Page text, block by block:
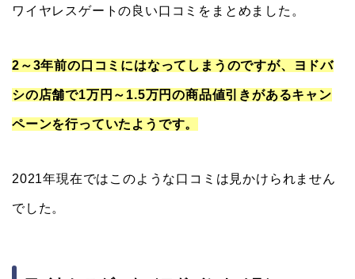
ワイヤレスゲートの良い口コミをまとめました。
2～3年前の口コミにはなってしまうのですが、ヨドバ
シの店舗で1万円～1.5万円の商品値引きがあるキャン
ペーンを行っていたようです。
2021年現在ではこのような口コミは見かけられません
でした。